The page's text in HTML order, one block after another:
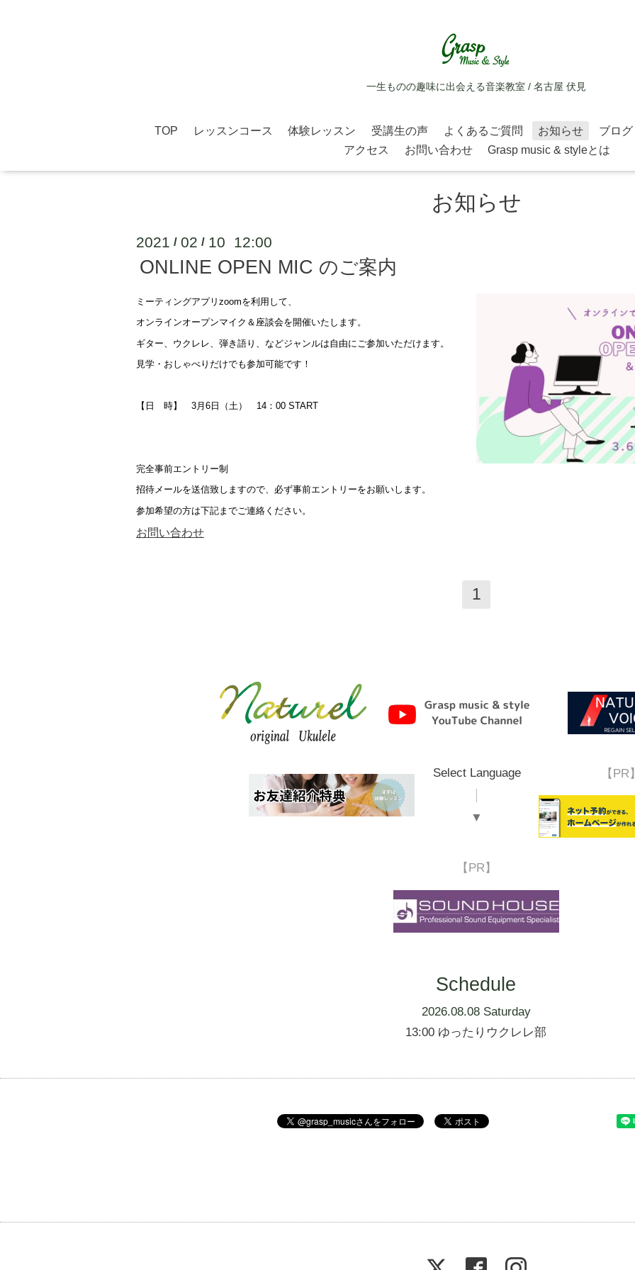
一生ものの趣味に出会える音楽教室 / 名古屋 伏見
TOP レッスンコース 体験レッスン 受講生の声 よくあるご質問 お知らせ
ブログ
アクセス
お問い合わせ Grasp music & styleとは
お知らせ
2021 / 02 / 10 12:00
ONLINE OPEN MIC のご案内
ミーティングアプリzoomを利用して、
オンラインオープンマイク＆座談会を開催いたします。
ギター、ウクレレ、弾き語り、などジャンルは自由にご参加いただけます。
見学・おしゃべりだけでも参加可能です！
【日 時】 3月6日（土） 14：00 START
完全事前エントリー制
招待メールを送信致しますので、必ず事前エントリーをお願いします。
参加希望の方は下記までご連絡ください。
お問い合わせ
1
Select Language
▼
【PR
【PR】
Schedule
2026.08.08 Saturday
13:00 ゆったりウクレレ部